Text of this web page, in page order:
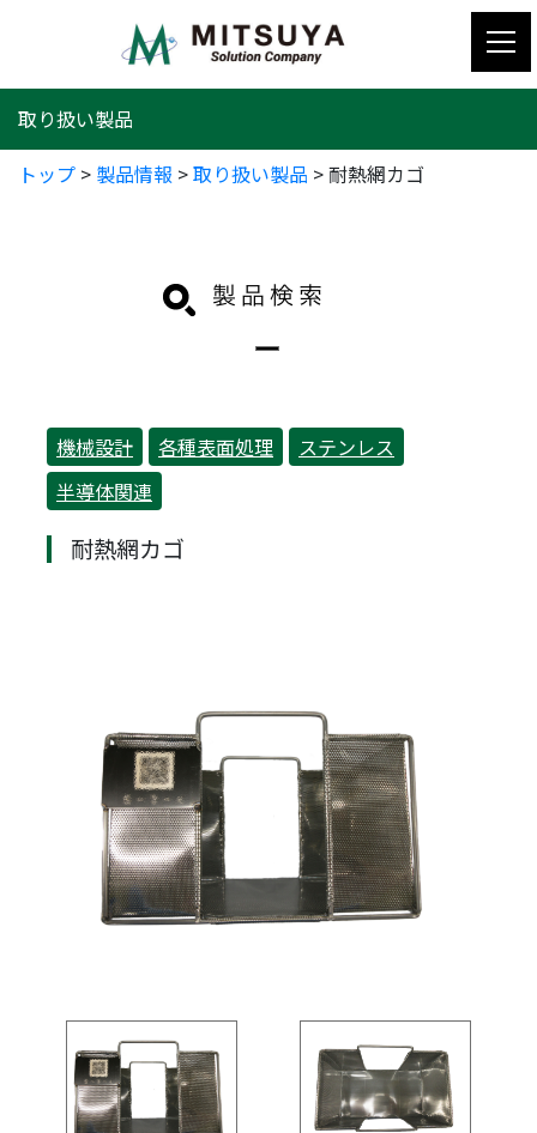
へ
取り扱い製品
トップ > 製品情報 >取り扱い製品 >耐熱網カゴ
機械設計 各種表面処理
ステンレス
半導体関連
耐熱網カゴ